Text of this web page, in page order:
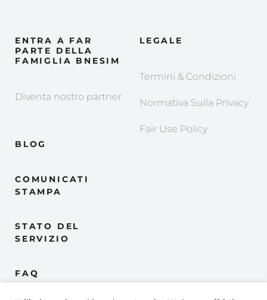
ENTRA A FAR
PARTE DELLA
FAMIGLIA BNESIM
Diventa nostro partner
BLOG
COMUNICATI
STAMPA
STATO DEL
SERVIZIO
LEGALE
Termini & Condizioni
Normativa Sulla Privacy
Fair Use Policy
FAQ